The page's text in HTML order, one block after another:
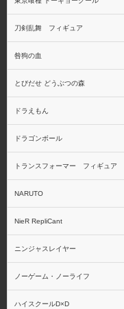
刀剣乱舞 フィギュア
咎狗の血
とびだせ どうぶつの森
ドラえもん
ドラゴンボール
トランスフォーマー フィギュア
NARUTO
NieR RepliCant
ニンジャスレイヤー
ノーゲーム・ノーライフ
ハイスクールD×D